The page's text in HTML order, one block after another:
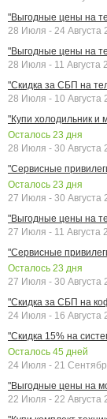
"Выгодные цены на
28 Июля - 24 Августа
"Выгодные цены на
28 Июля - 11 Августа
"Скидка за СБП на
28 Июля - 10 Августа
"Купи холодильник и
Осталось 23 дня
28 Июля - 30 Августа
"Сервисные
Осталось 23 дня
27 Июля - 30 Августа
"Выгодные цены на
27 Июля - 11 Августа
"Сервисные
Осталось 23 дня
27 Июля - 30 Августа
"Скидка за СБП на
24 Июля - 16 Августа
"Скидка 15% на
Осталось 45 дней
24 Июля - 21
"Выгодные цены на
22 Июля - 22 Августа